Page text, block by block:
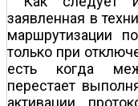
заявленная в
маршрутизации
только при
есть когда
перестает
активации